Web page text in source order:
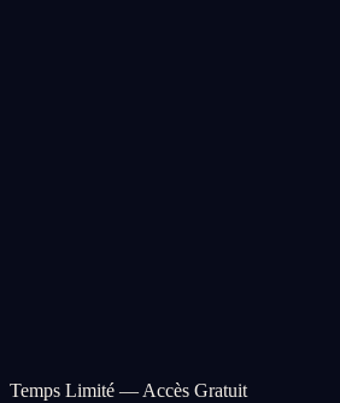
Temps Limité — Accès Gratuit